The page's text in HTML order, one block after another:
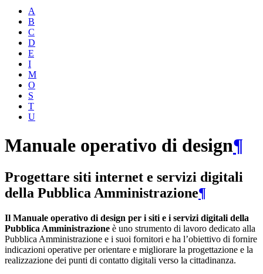
A
B
C
D
E
I
M
O
S
T
U
Manuale operativo di design¶
Progettare siti internet e servizi digitali
della Pubblica Amministrazione¶
Il Manuale operativo di design per i siti e i servizi digitali della
Pubblica Amministrazione è uno strumento di lavoro dedicato alla
Pubblica Amministrazione e i suoi fornitori e ha l’obiettivo di fornire
indicazioni operative per orientare e migliorare la progettazione e la
realizzazione dei punti di contatto digitali verso la cittadinanza.